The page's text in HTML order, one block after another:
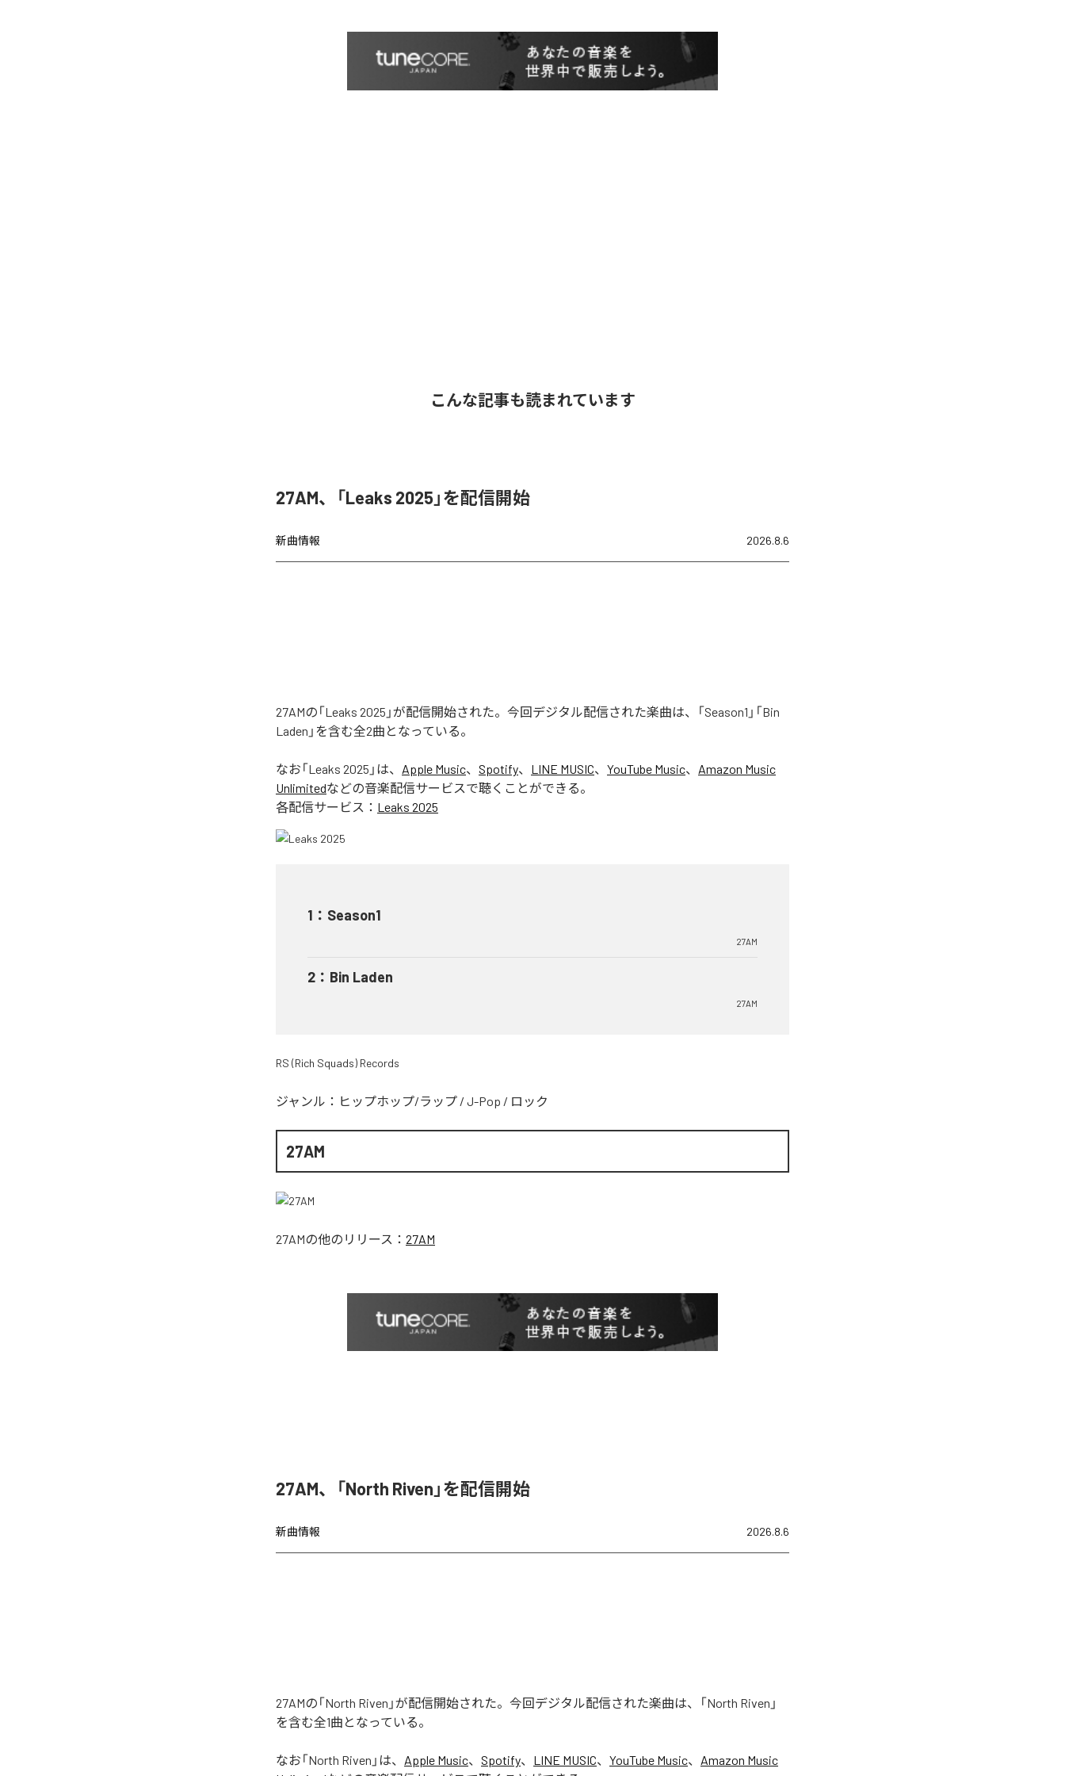
こんな記事も読まれています
27AM、「Leaks 2025」を配信開始
新曲情報 2026.8.6
27AMの「Leaks 2025」が配信開始された。今回デジタル配信された楽曲は、「Season1」「Bin
Laden」を含む全2曲となっている。
なお「Leaks 2025 」は、 Apple Music、 Spotify、 LINE MUSIC、 YouTube Music、 Amazon Music
Unlimitedなどの音楽配信サービスで聴くことができる。
各配信サービス： Leaks 2025
1 ： Season1
27AM
2 ： Bin Laden
27AM
RS (Rich Squads) Records
ジャンル： ヒップホップ/ラップ / J-Pop / ロック
27AM
27AMの他のリリース： 27AM
27AM、「North Riven」を配信開始
新曲情報 2026.8.6
27AMの「North Riven」が配信開始された。今回デジタル配信された楽曲は、「North Riven」
を含む全1曲となっている。
なお「North Riven 」は、 Apple Music、 Spotify、 LINE MUSIC、 YouTube Music、 Amazon Music